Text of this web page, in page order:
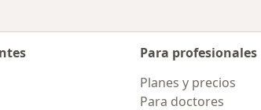
Para profesionales
Planes y precios
Para doctores